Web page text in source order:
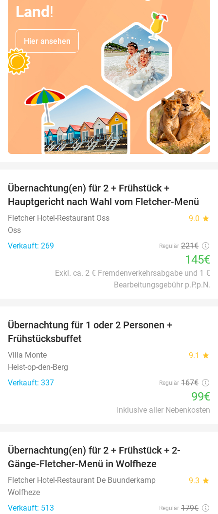
Land!
Hier ansehen
Übernachtung(en) für 2 + Frühstück +
Hauptgericht nach Wahl vom Fletcher-Menü
Fletcher Hotel-Restaurant Oss 9.0 star
Oss
Verkauft: 269
Regulär 221€
145€
Exkl. ca. 2 € Fremdenverkehrsabgabe und 1 €
Bearbeitungsgebühr p.P.p.N.
Übernachtung für 1 oder 2 Personen +
Frühstücksbuffet
Villa Monte 9.1 star
Heist-op-den-Berg
Verkauft: 337
Regulär 167€
99€
Inklusive aller Nebenkosten
Übernachtung(en) für 2 + Frühstück + 2-
Gänge-Fletcher-Menü in Wolfheze
Fletcher Hotel-Restaurant De Buunderkamp 9.3 star
Wolfheze
Verkauft: 513
Regulär 179€